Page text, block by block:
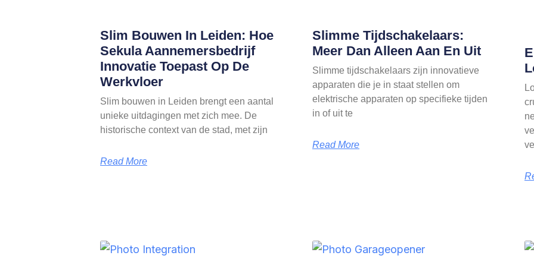
Slim Bouwen In Leiden: Hoe
Sekula Aannemersbedrijf
Innovatie Toepast Op De
Werkvloer
Slim bouwen in Leiden brengt een aantal
unieke uitdagingen met zich mee. De
historische context van de stad, met zijn
Read More
Slimme Tijdschakelaars:
Meer Dan Alleen Aan En Uit
Slimme tijdschakelaars zijn innovatieve
apparaten die je in staat stellen om
elektrische apparaten op specifieke tijden
in of uit te
Read More